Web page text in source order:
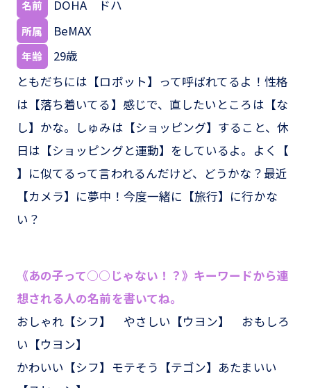
名前 DOHA ドハ
所属 BeMAX
年齢
29歳
ともだちには【ロボット】って呼ばれてるよ！性格
は【落ち着いてる】感じで、直したいところは【な
し】かな。しゅみは【ショッピング】すること、休
日は【ショッピングと運動】をしているよ。よく【
】に似てるって言われるんだけど、どうかな？最近
【カメラ】に夢中！今度一緒に【旅行】に行かな
い？
《あの子って○○じゃない！？》キーワードから連
想される人の名前を書いてね。
おしゃれ【シフ】 やさしい【ウヨン】 おもしろ
い【ウヨン】
かわいい【シフ】モテそう【テゴン】あたまいい